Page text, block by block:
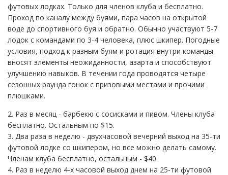
футовых лодках. Только для членов клуба и бесплатно.
Проход по каналу между буями, пара часов на открытой
воде до спортивного буя и обратно. Обычно участвуют 5-7
лодок с командами по 3-4 человека, плюс шкипер. Погодные
условия, подход к разным буям и ротация внутри команды
вносят элементы неожиданности, азарта и способствуют
улучшению навыков. В течении года проводятся четыре
сезонных раунда гонок с призовыми местами и прочими
плюшками.
2. Раз в месяц - барбекю с сосисками и пивом. Члены клуба
бесплатно. Остальным по $15.
3. Два раза в неделю - двухчасовой вечерний выход на 35-ти
футовой лодке со шкипером, но все можно делать самому.
Членам клуба бесплатно, остальным - $40.
4. Раз в неделю 4-х часовой выход днем на 25-ти футовой